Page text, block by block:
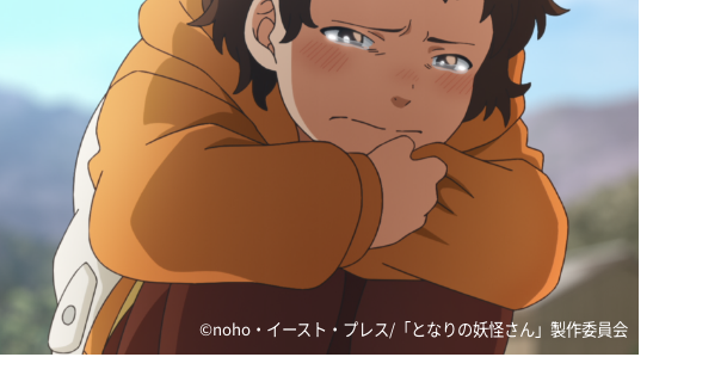
©noho・イースト・プレス/「となりの妖怪さん」製作委員会